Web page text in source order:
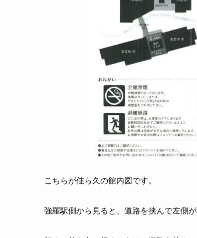
こちらが佳ら久の館内図です。
強羅駅側から見ると、道路を挟んで左側